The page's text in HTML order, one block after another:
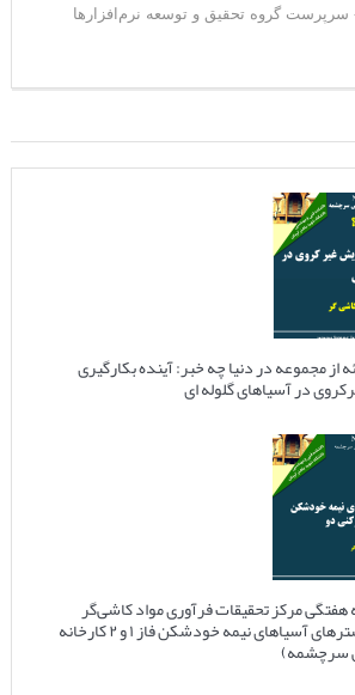
سرپرست گروه تحقیق و توسعه نرم‌افزارها
از مجموعه در دنیا چه خبر: آینده بکارگیری
در آسیاهای گلوله ای
مرکز تحقیقات فرآوری مواد کاشی‌گر
(بررسی روند تعویض آسترهای آسیاهای نیمه خودشکن فاز ۱ و ۲ کارخانه